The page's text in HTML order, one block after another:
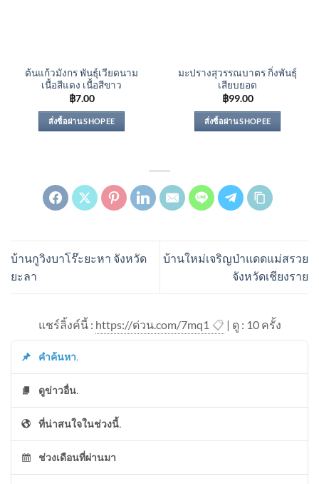
ต้นแก้วมังกร พันธุ์เวียดนาม
เนื้อสีแดง เนื้อสีขาว
฿7.00
สั่งซื้อผ่าน SHOPEE
มะปรางสุวรรณบาตร กิ่งพันธุ์
เสียบยอด
฿99.00
สั่งซื้อผ่าน SHOPEE
บ้านกูวิงบาโร๊ะยะหา จังหวัด
ยะลา
บ้านใหม่เจริญป่าแดดแม่สรวย
จังหวัดเชียงราย
แชร์ลิ้งค์นี้ : https://ด่วน.com/7mq1 📋 | ดู : 10ครั้ง
คำค้นหา.
ดูข่าวอื่น.
ที่น่าสนใจในช่วงนี้.
ช่วงเดือนที่ผ่านมา